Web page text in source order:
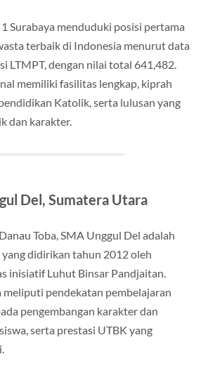
Surabaya menduduki posisi pertama
terbaik di Indonesia menurut data
LTMPT, dengan nilai total 641,482.
memiliki fasilitas lengkap, kiprah
Katolik, serta lulusan yang
dan karakter.
Del, Sumatera Utara
Toba, SMA Unggul Del adalah
yang didirikan tahun 2012 oleh
inisiatif Luhut Binsar Pandjaitan.
meliputi pendekatan pembelajaran
pengembangan karakter dan
serta prestasi UTBK yang